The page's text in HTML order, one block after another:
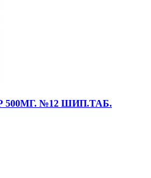
№12 ШИП.ТАБ.